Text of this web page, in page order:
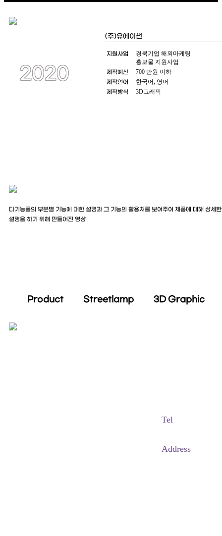
2020
(주)유에이썬
지원사업
경북기업 해외마케팅
홍보물 지원사업
제작예산 700 만원 이하
제작언어 한국어, 영어
제작방식 3D그래픽
다기능폴의 부분별 기능에 대한 설명과 그 기능의 활용처를 보여주어 제품에 대해 상세한
설명을 하기 위해 만들어진 영상
Product Streetlamp 3D Graphic
Tel
Address